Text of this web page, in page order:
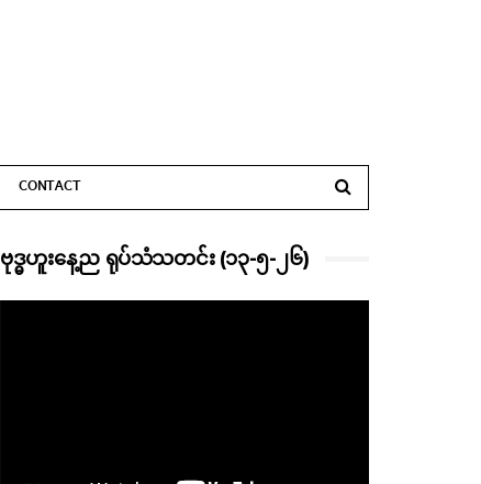
CONTACT
ဗုဒ္ဓဟူးနေ့ည ရုပ်သံသတင်း (၁၃-၅-၂၆)